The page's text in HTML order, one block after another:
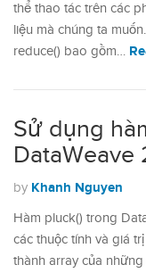
thể thao tác trên các
liệu mà chúng ta
reduce() bao gồm…
Sử dụng
DataWeave
by Khanh Nguyen
Hàm pluck() trong
các thuộc tính và giá
thành array của